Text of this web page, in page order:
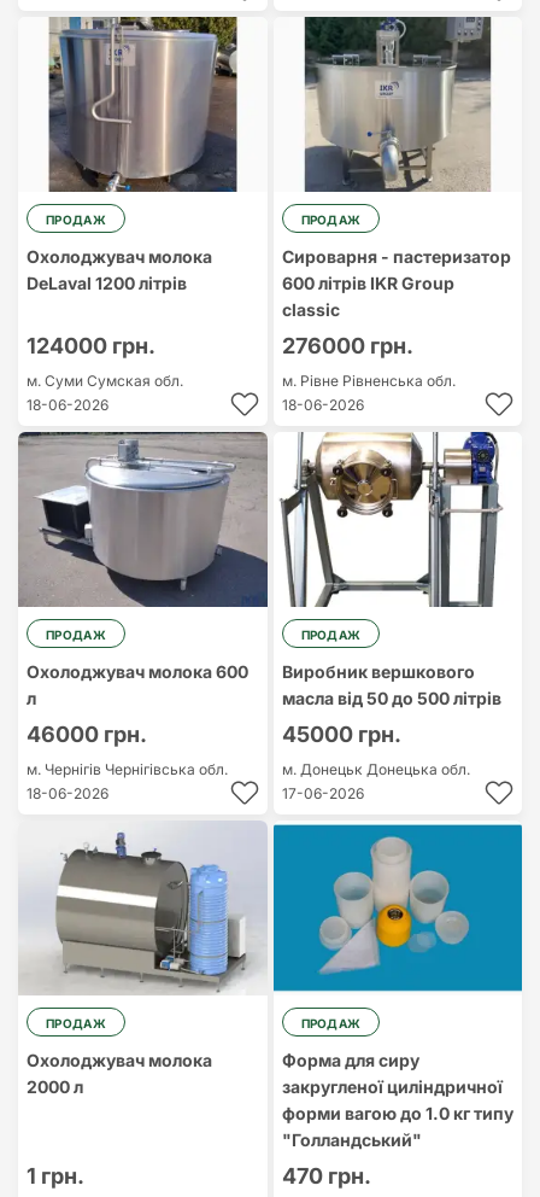
ПРОДАЖ
Охолоджувач молока
DeLaval 1200 літрів
124000 грн.
м. Суми Сумская обл.
18-06-2026
ПРОДАЖ
Сироварня - пастеризатор
600 літрів IKR Group
classic
276000 грн.
м. Рівне Рівненська обл.
18-06-2026
ПРОДАЖ
Охолоджувач молока 600
л
46000 грн.
м. Чернігів Чернігівська обл.
18-06-2026
ПРОДАЖ
Виробник вершкового
масла від 50 до 500 літрів
45000 грн.
м. Донецьк Донецька обл.
17-06-2026
ПРОДАЖ
Охолоджувач молока
2000 л
1 грн.
ПРОДАЖ
Форма для сиру
закругленої циліндричної
форми вагою до 1.0 кг типу
"Голландський"
470 грн.